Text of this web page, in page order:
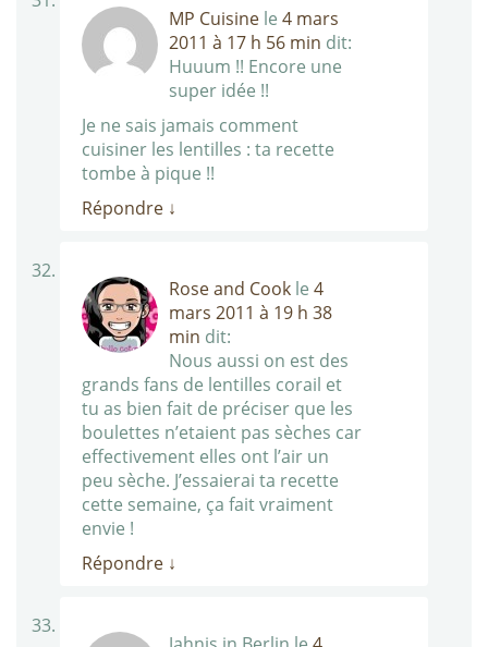
MP Cuisine le 4 mars
2011 à 17 h 56 min dit:
Huuum !! Encore une
super idée !!
Je ne sais jamais comment
cuisiner les lentilles : ta recette
tombe à pique !!
Répondre ↓
Rose and Cook le 4
mars 2011 à 19 h 38
min dit:
Nous aussi on est des
grands fans de lentilles corail et
tu as bien fait de préciser que les
boulettes n’etaient pas sèches car
effectivement elles ont l’air un
peu sèche. J’essaierai ta recette
cette semaine, ça fait vraiment
envie !
Répondre ↓